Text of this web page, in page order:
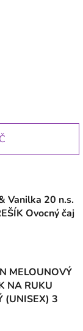
Vanilka 20 n.s.
Ovocný čaj
MELOUNOVÝ
NA RUKU
(UNISEX) 3